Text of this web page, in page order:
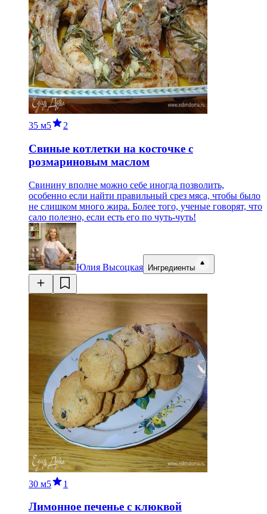
35 м5 2
Свиные котлетки на косточке с
розмариновым маслом
Свинину вполне можно себе иногда позволить,
особенно если найти правильный срез мяса, чтобы было
не слишком много жира. Более того, ученые говорят, что
сало полезно, если есть его по чуть-чуть!
Юлия Высоцкая Ингредиенты
30 м5 1
Лимонное печенье с клюквой